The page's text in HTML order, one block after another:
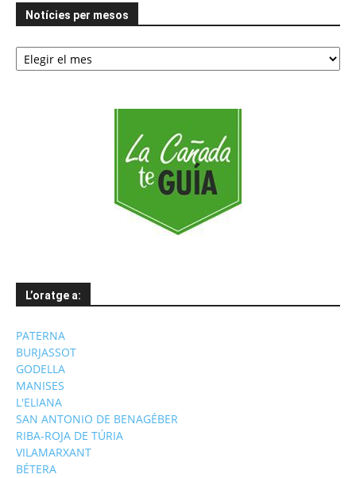
Notícies per mesos
Notícies
per
L’oratge a:
PATERNA
BURJASSOT
GODELLA
MANISES
L'ELIANA
SAN ANTONIO DE BENAGÉBER
RIBA-ROJA DE TÚRIA
VILAMARXANT
BÉTERA